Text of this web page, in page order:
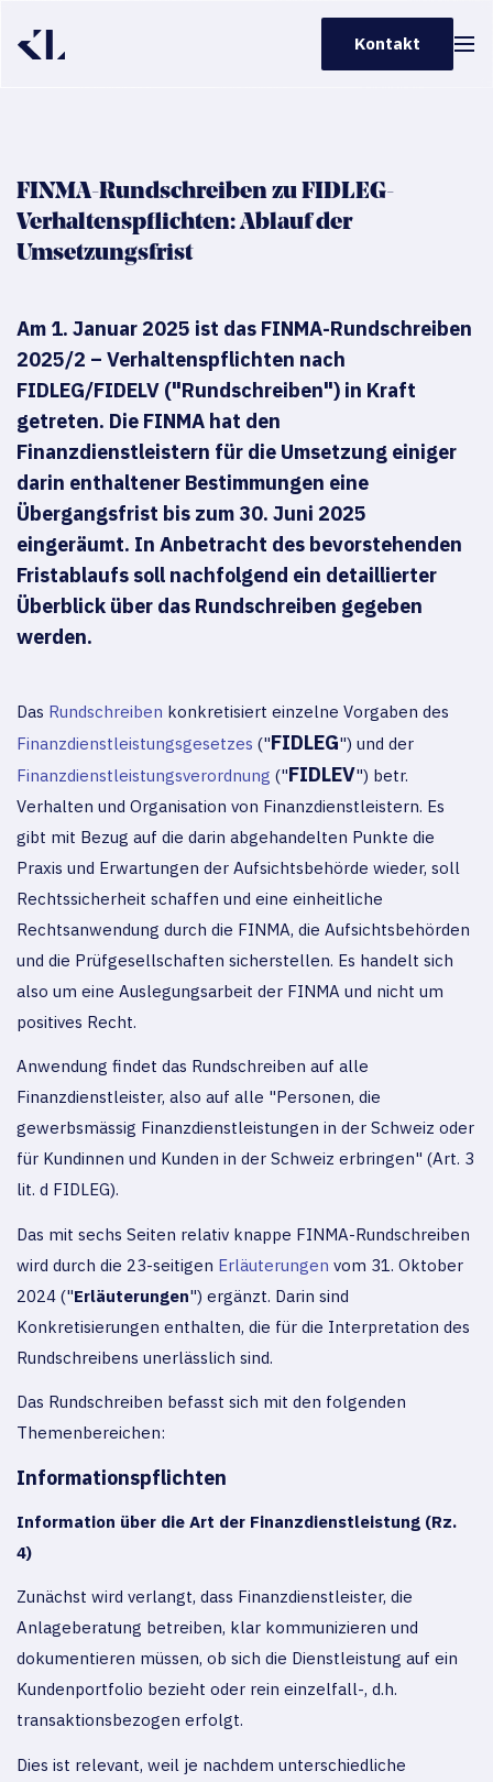
Kontakt
FINMA-Rundschreiben zu FIDLEG-
Verhaltenspflichten: Ablauf der
Umsetzungsfrist
Am 1. Januar 2025 ist das FINMA-Rundschreiben
2025/2 – Verhaltenspflichten nach
FIDLEG/FIDELV ("Rundschreiben") in Kraft
getreten. Die FINMA hat den
Finanzdienstleistern für die Umsetzung einiger
darin enthaltener Bestimmungen eine
Übergangsfrist bis zum 30. Juni 2025
eingeräumt. In Anbetracht des bevorstehenden
Fristablaufs soll nachfolgend ein detaillierter
Überblick über das Rundschreiben gegeben
werden.
Das Rundschreiben konkretisiert einzelne Vorgaben des
Finanzdienstleistungsgesetzes ("FIDLEG") und der
Finanzdienstleistungsverordnung ("FIDLEV") betr.
Verhalten und Organisation von Finanzdienstleistern. Es
gibt mit Bezug auf die darin abgehandelten Punkte die
Praxis und Erwartungen der Aufsichtsbehörde wieder, soll
Rechtssicherheit schaffen und eine einheitliche
Rechtsanwendung durch die FINMA, die Aufsichtsbehörden
und die Prüfgesellschaften sicherstellen. Es handelt sich
also um eine Auslegungsarbeit der FINMA und nicht um
positives Recht.
Anwendung findet das Rundschreiben auf alle
Finanzdienstleister, also auf alle "Personen, die
gewerbsmässig Finanzdienstleistungen in der Schweiz oder
für Kundinnen und Kunden in der Schweiz erbringen" (Art. 3
lit. d FIDLEG).
Das mit sechs Seiten relativ knappe FINMA-Rundschreiben
wird durch die 23-seitigen Erläuterungen vom 31. Oktober
2024 ("Erläuterungen") ergänzt. Darin sind
Konkretisierungen enthalten, die für die Interpretation des
Rundschreibens unerlässlich sind.
Das Rundschreiben befasst sich mit den folgenden
Themenbereichen:
Informationspflichten
Information über die Art der Finanzdienstleistung (Rz.
4)
Zunächst wird verlangt, dass Finanzdienstleister, die
Anlageberatung betreiben, klar kommunizieren und
dokumentieren müssen, ob sich die Dienstleistung auf ein
Kundenportfolio bezieht oder rein einzelfall-, d.h.
transaktionsbezogen erfolgt.
Dies ist relevant, weil je nachdem unterschiedliche